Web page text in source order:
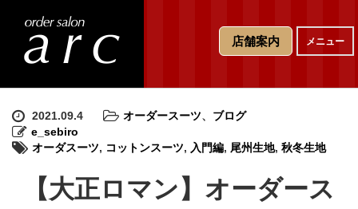
a
g
メニュー
店舗案内
2021.09.4 オーダースーツ、 ブログ
e_sebiro
オーダスーツ, コットンスーツ, 入門編, 尾州生地, 秋冬生地
【大正ロマン】オーダース